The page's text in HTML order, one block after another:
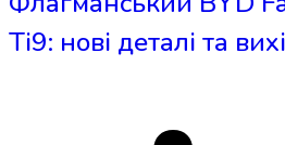
Ti9: нові деталі та